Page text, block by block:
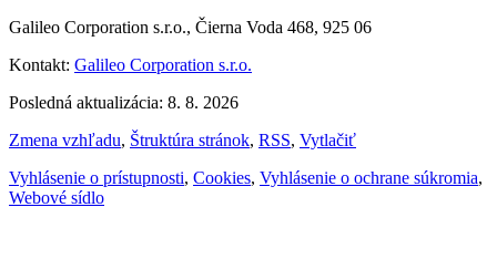
Galileo Corporation s.r.o., Čierna Voda 468, 925 06
Kontakt: Galileo Corporation s.r.o.
Posledná aktualizácia: 8. 8. 2026
Zmena vzhľadu, Štruktúra stránok, RSS, Vytlačiť
Vyhlásenie o prístupnosti, Cookies, Vyhlásenie o ochrane súkromia,
Webové sídlo